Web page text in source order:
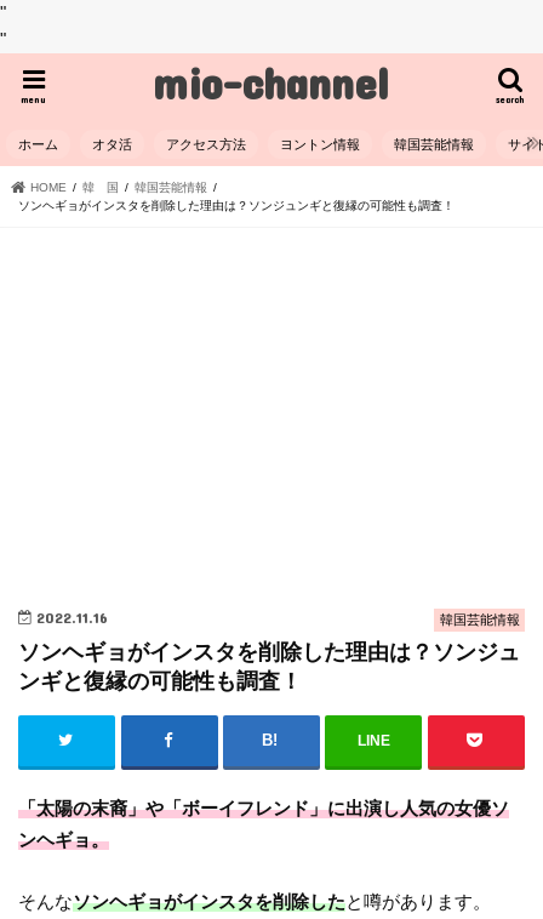
"
"
mio-channel search
menu
ホーム オタ活 アクセス方法 ヨントン情報 韓国芸能情報 サイ
HOME 韓 国
韓国芸能情報
ソンヘギョがインスタを削除した理由は？ソンジュンギと復縁の可能性も調査！
韓国芸能情報
2022.11.16
ソンヘギョがインスタを削除した理由は？ソンジュ
ンギと復縁の可能性も調査！
LINE
「太陽の末裔」や「ボーイフレンド」に出演し人気の女優ソ
ンヘギョ。
そんなソンヘギョがインスタを削除したと噂があります。